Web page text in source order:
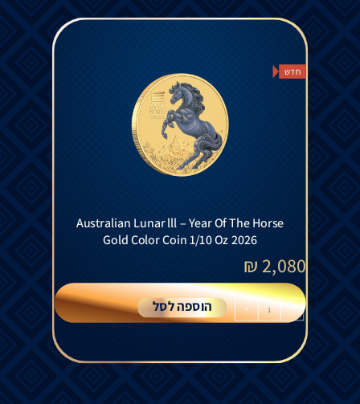
חדש
Australian Lunar lll – Year Of The Horse
Gold Color Coin 1/10 Oz 2026
2,080
₪
-
+ הוספה לסל